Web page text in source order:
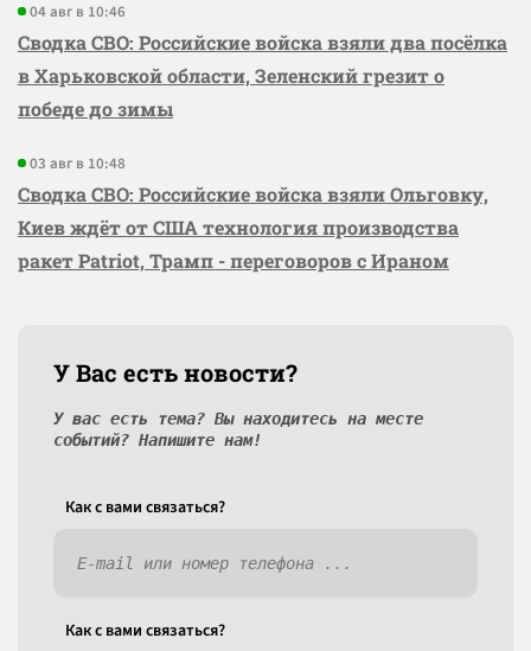
04 авг в 10:46
Сводка СВО: Российские войска взяли два посёлка
в Харьковской области, Зеленский грезит о
победе до зимы
03 авг в 10:48
Сводка СВО: Российские войска взяли Ольговку,
Киев ждёт от США технология производства
ракет Patriot, Трамп - переговоров с Ираном
У Вас есть новости?
У вас есть тема? Вы находитесь на месте
событий? Напишите нам!
Как c вами связаться?
Как c вами связаться?